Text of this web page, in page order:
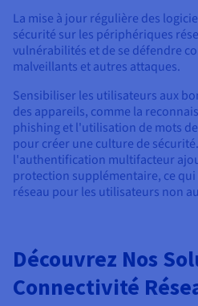
La mise à jour régulière des
sécurité sur les périphériques
vulnérabilités et de se défendre
malveillants et autres attaques.
Sensibiliser les utilisateurs aux
des appareils, comme la
phishing et l'utilisation de mots
pour créer une culture de
l'authentification multifacteur
protection supplémentaire, ce
réseau pour les utilisateurs non
Découvrez Nos
Connectivité